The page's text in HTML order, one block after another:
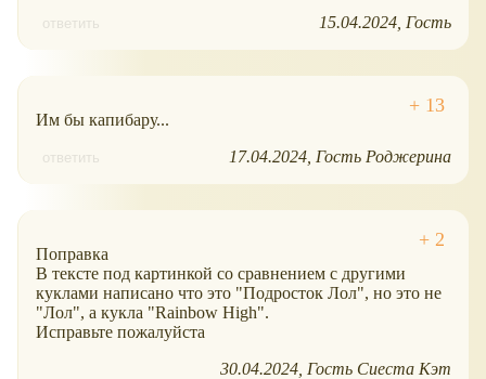
ответить 15.04.2024 Гость
Им бы капибару...
ответить 17.04.2024 Гость Роджерина
Поправка
В тексте под картинкой со сравнением с другими
куклами написано что это "Подросток Лол", но это не
"Лол", а кукла "Rainbow High".
Исправьте пожалуйста
30.04.2024 Гость Сиеста Кэт